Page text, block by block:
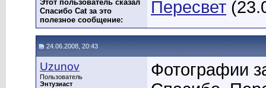
Этот пользователь сказал
Спасибо Cat за это
полезное сообщение:
Пересвет
24.06.2008, 20:43
Uzunov
Пользователь
Энтузиаст
Фотографии